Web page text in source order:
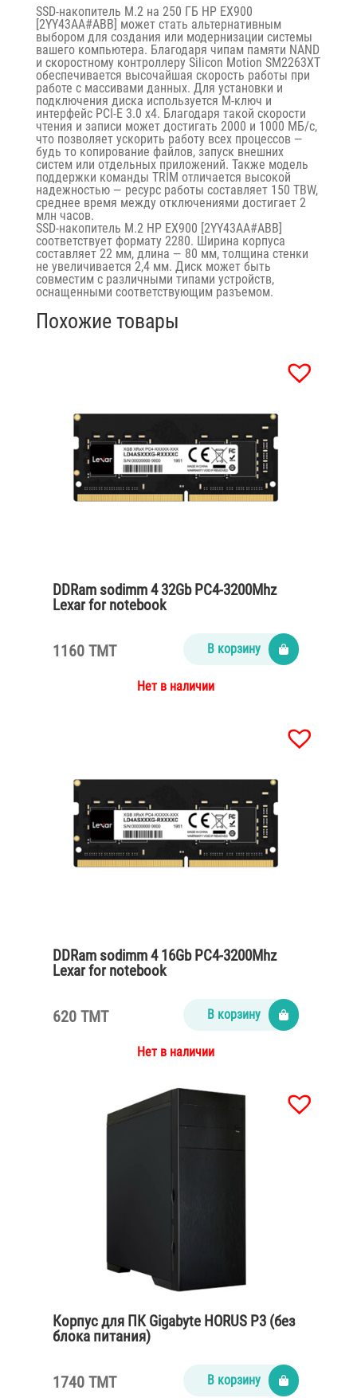
SSD-накопитель M.2 на 250 ГБ HP EX900
[2YY43AA#ABB] может стать альтернативным
выбором для создания или модернизации системы
вашего компьютера. Благодаря чипам памяти NAND
и скоростному контроллеру Silicon Motion SM2263XT
обеспечивается высочайшая скорость работы при
работе с массивами данных. Для установки и
подключения диска используется М-ключ и
интерфейс PCI-E 3.0 x4. Благодаря такой скорости
чтения и записи может достигать 2000 и 1000 МБ/с,
что позволяет ускорить работу всех процессов —
будь то копирование файлов, запуск внешних
систем или отдельных приложений. Также модель
поддержки команды TRIM отличается высокой
надежностью — ресурс работы составляет 150 TBW,
среднее время между отключениями достигает 2
млн часов.
SSD-накопитель M.2 HP EX900 [2YY43AA#ABB]
соответствует формату 2280. Ширина корпуса
составляет 22 мм, длина — 80 мм, толщина стенки
не увеличивается 2,4 мм. Диск может быть
совместим с различными типами устройств,
оснащенными соответствующим разъемом.
Похожие товары
DDRam sodimm 4 32Gb PC4-3200Mhz
Lexar for notebook
1160 TMT В корзину
Нет в наличии
DDRam sodimm 4 16Gb PC4-3200Mhz
Lexar for notebook
620 TMT В корзину
Нет в наличии
Корпус для ПК Gigabyte HORUS P3 (без
блока питания)
1740 TMT В корзину